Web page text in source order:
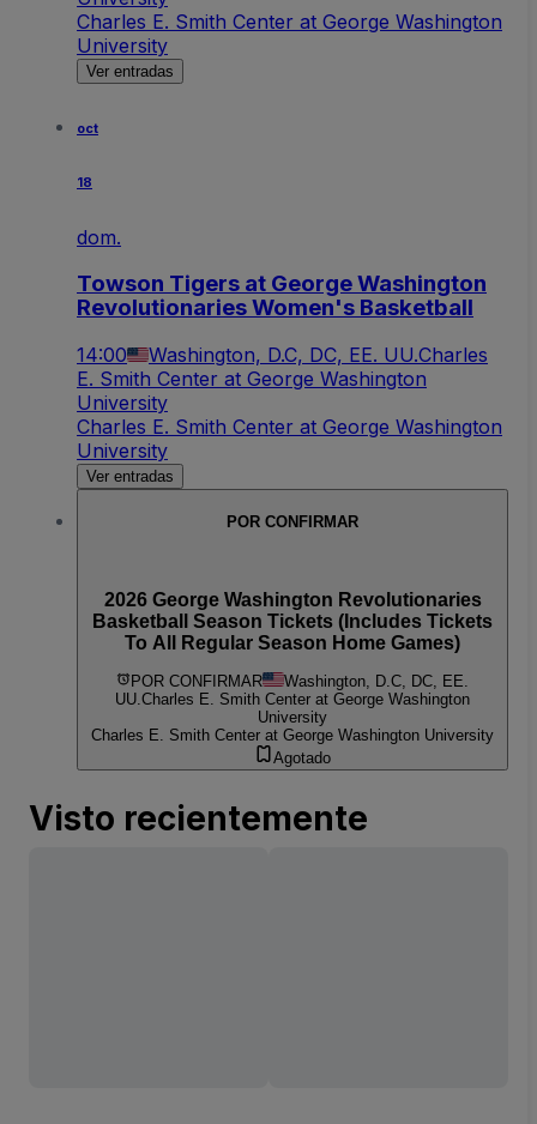
Charles E. Smith Center at George Washington
University
Ver entradas
oct
18
dom.
Towson Tigers at George Washington
Revolutionaries Women's Basketball
14:00 Washington, D.C, DC, EE. UU.Charles
E. Smith Center at George Washington
University
Charles E. Smith Center at George Washington
University
Ver entradas
POR CONFIRMAR
2026 George Washington Revolutionaries
Basketball Season Tickets (Includes Tickets
To All Regular Season Home Games)
POR CONFIRMAR
Washington, D.C, DC, EE.
UU.Charles E. Smith Center at George Washington
University
Charles E. Smith Center at George Washington University
Agotado
Visto recientemente